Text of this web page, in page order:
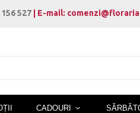
527 | E-mail:
CADOURI